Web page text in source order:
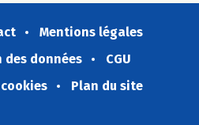
Mentions légales
données
CGU
Plan du site